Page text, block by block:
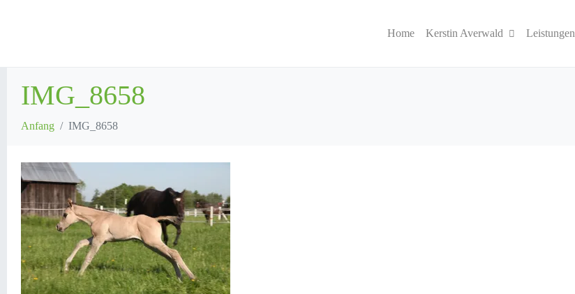
Home Kerstin Averwald Leistungen
IMG_8658
Anfang IMG_8658